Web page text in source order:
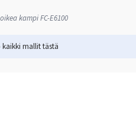
kampi FC-E6100
kaikki mallittästä